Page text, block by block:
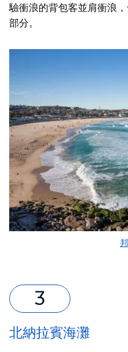
驗衝浪的背包客並肩衝浪
部分。
北納拉賓海灘